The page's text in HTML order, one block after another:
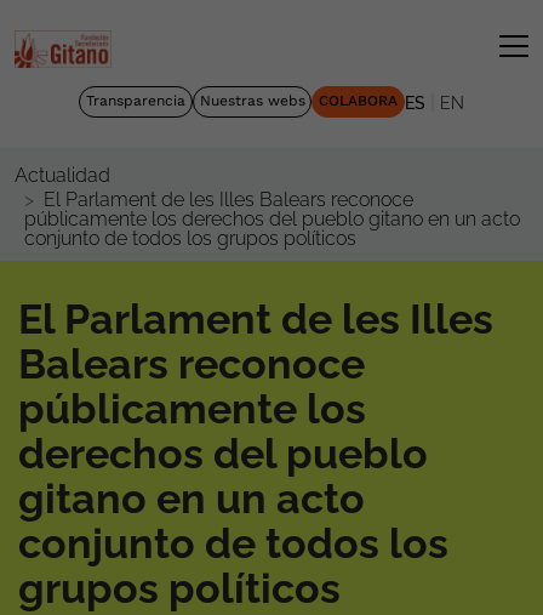
Transparencia Nuestras webs COLABORA ES EN
Actualidad
El Parlament de les Illes Balears reconoce
públicamente los derechos del pueblo gitano en un acto
conjunto de todos los grupos políticos
El Parlament de les Illes
Balears reconoce
públicamente los
derechos del pueblo
gitano en un acto
conjunto de todos los
grupos políticos